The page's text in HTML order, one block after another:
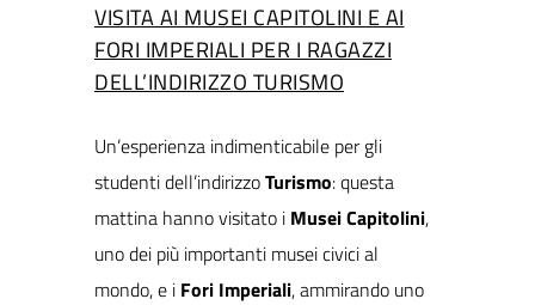
VISITA AI MUSEI CAPITOLINI E AI
FORI IMPERIALI PER I RAGAZZI
DELL’INDIRIZZO TURISMO
Un’esperienza indimenticabile per gli
studenti dell’indirizzoTurismo: questa
mattina hanno visitato i Musei Capitolini,
uno dei più importanti musei civici al
mondo, e i Fori Imperiali, ammirando uno